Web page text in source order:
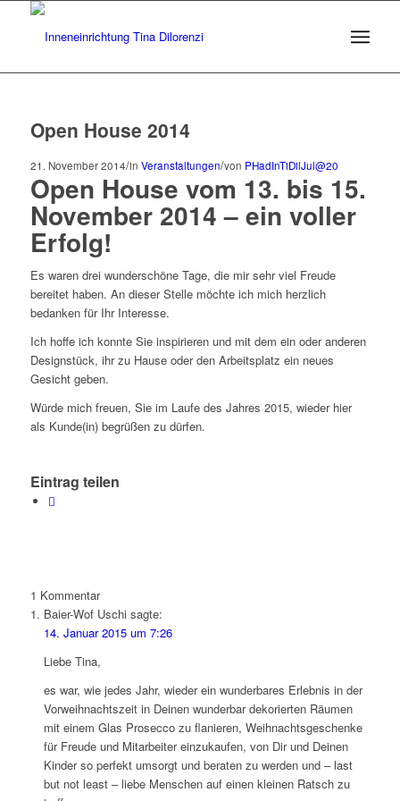
Open House 2014
21. November 2014/in Veranstaltungen/von PHadInTiDilJul@20
Open House vom 13. bis 15.
November 2014 – ein voller
Erfolg!
Es waren drei wunderschöne Tage, die mir sehr viel Freude
bereitet haben. An dieser Stelle möchte ich mich herzlich
bedanken für Ihr Interesse.
Ich hoffe ich konnte Sie inspirieren und mit dem ein oder anderen
Designstück, ihr zu Hause oder den Arbeitsplatz ein neues
Gesicht geben.
Würde mich freuen, Sie im Laufe des Jahres 2015, wieder hier
als Kunde(in) begrüßen zu dürfen.
Eintrag teilen
1 Kommentar
Baier-Wof Uschi sagte:
14. Januar 2015 um 7:26
Liebe Tina,
es war, wie jedes Jahr, wieder ein wunderbares Erlebnis in der
Vorweihnachtszeit in Deinen wunderbar dekorierten Räumen
mit einem Glas Prosecco zu flanieren, Weihnachtsgeschenke
für Freude und Mitarbeiter einzukaufen, von Dir und Deinen
Kinder so perfekt umsorgt und beraten zu werden und – last
but not least – liebe Menschen auf einen kleinen Ratsch zu